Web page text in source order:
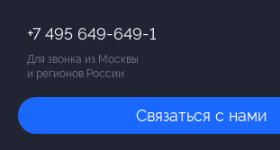
+7 495 649-649-1
Для звонка из Москвы
и регионов России
Связаться с нами